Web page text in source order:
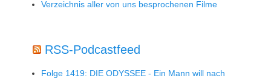
Verzeichnis aller von uns besprochenen Filme
RSS-Podcastfeed
Folge 1419: DIE ODYSSEE - Ein Mann will nach